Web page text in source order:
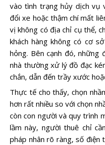
vào tình trạng hủy dịch vụ
đổi xe hoặc thậm chí mất
vị không có địa chỉ cụ thể,
khách hàng không có cơ
hỏng. Bên cạnh đó, những
nhà thường xử lý đồ đạc
chắn, dẫn đến trầy xước
Thực tế cho thấy, chọn
hơn rất nhiều so với chọn
còn con người và quy trình
lầm này, người thuê chỉ
pháp nhân rõ ràng, số điện